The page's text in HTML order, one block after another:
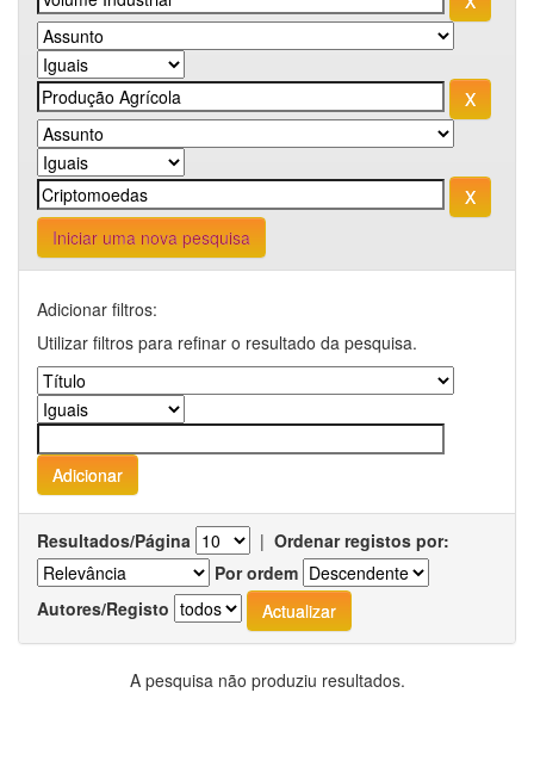
Iniciar uma nova pesquisa
Adicionar filtros:
Utilizar filtros para refinar o resultado da pesquisa.
Resultados/Página | Ordenar registos por:
Por ordem
Autores/Registo
A pesquisa não produziu resultados.